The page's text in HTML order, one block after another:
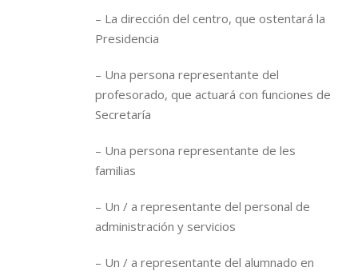
– La dirección del centro, que ostentará la
Presidencia
– Una persona representante del
profesorado, que actuará con funciones de
Secretaría
– Una persona representante de les
familias
– Un / a representante del personal de
administración y servicios
– Un / a representante del alumnado en